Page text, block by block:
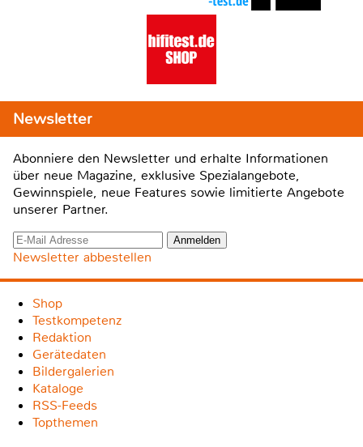
Newsletter
Abonniere den Newsletter und erhalte Informationen
über neue Magazine, exklusive Spezialangebote,
Gewinnspiele, neue Features sowie limitierte Angebote
unserer Partner.
Newsletter abbestellen
Shop
Testkompetenz
Redaktion
Gerätedaten
Bildergalerien
Kataloge
RSS-Feeds
Topthemen